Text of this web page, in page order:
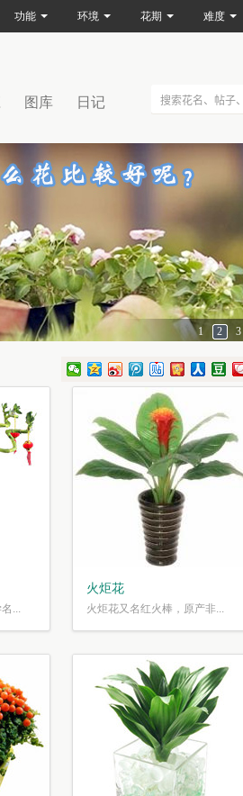
图库 日记
1 2 3
...
火炬花
火炬花又名红火棒，原产非...
功能 环境 花期 难度